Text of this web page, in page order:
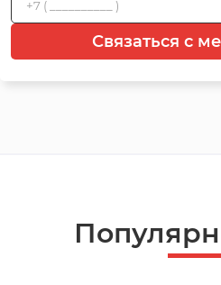
Связаться с